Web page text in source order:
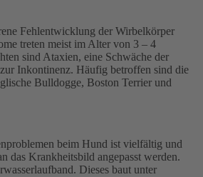
Fehlentwicklung der Wirbelkörper
treten meist im Alter von 3 – 4
sind Ataxien, eine Schwäche der
Inkontinenz. Häufig betroffen sind die
Bulldogge, Boston Terrier und
beim Hund ist vielfältig und
das Krankheitsbild angepasst werden.
Dieses baut unter